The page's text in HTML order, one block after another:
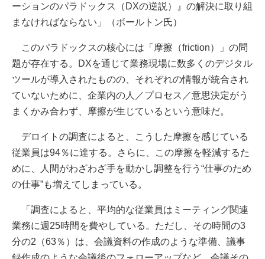
ーションのパラドックス（DXの逆説）』の解決に取り組
まなければならない」（ボールトン氏）
このパラドックスの核心には「摩擦（friction）」の問
題が存在する。DXを通じて業務現場に数多くのデジタル
ツールが導入されたものの、それぞれの情報が統合され
ていないために、企業内の人／プロセス／意思決定がう
まくかみ合わず、摩擦が生じているという意味だ。
デロイトの調査によると、こうした摩擦を感じている
従業員は94％に達する。さらに、この摩擦を軽減するた
めに、人間がわざわざ手を動かし調整を行う“仕事のため
の仕事”も増えてしまっている。
「調査によると、平均的な従業員はミーティング関連
業務に週25時間を費やしている。ただし、その時間の3
分の2（63％）は、会議資料の作成のような準備、議事